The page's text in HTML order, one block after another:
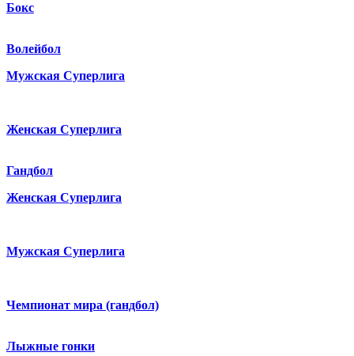
Бокс
Волейбол
Мужская Суперлига
Женская Суперлига
Гандбол
Женская Суперлига
Мужская Суперлига
Чемпионат мира (гандбол)
Лыжные гонки